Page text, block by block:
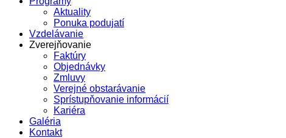
Aktuality
Ponuka podujatí
Vzdelávanie
Zverejňovanie
Faktúry
Objednávky
Zmluvy
Verejné obstarávanie
Sprístupňovanie informácií
Kariéra
Galéria
Kontakt